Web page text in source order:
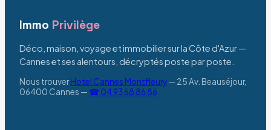
Immo Privilège
Déco, maison, voyage et immobilier sur la Côte d'Azur —
Cannes et ses alentours, décryptés poste par poste.
Nous trouverHotel Cannes Montfleury— 25 Av. Beauséjour,
06400 Cannes — ☎ 04 93 68 86 86